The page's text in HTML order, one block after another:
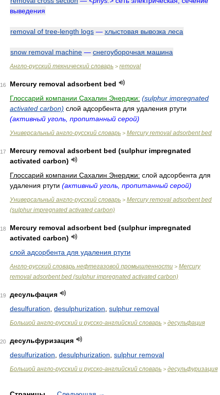
выведения
removal of tree-length logs — хлыстовая вывозка леса
snow removal machine — снегоуборочная машина
Англо-русский технический словарь > removal
16
Mercury removal adsorbent bed
Глоссарий компании Сахалин Энерджи: (sulphur impregnated
activated carbon) слой адсорбента для удаления ртути
(активный уголь, пропитанный серой)
Универсальный англо-русский словарь > Mercury removal adsorbent bed
17
Mercury removal adsorbent bed (sulphur impregnated
activated carbon)
Глоссарий компании Сахалин Энерджи: слой адсорбента для
удаления ртути (активный уголь, пропитанный серой)
Универсальный англо-русский словарь > Mercury removal adsorbent bed
(sulphur impregnated activated carbon)
18
Mercury removal adsorbent bed (sulphur impregnated
activated carbon)
слой адсорбента для удаления ртути
Англо-русский словарь нефтегазовой промышленности > Mercury
removal adsorbent bed (sulphur impregnated activated carbon)
19
десульфация
desulfuration desulphurization sulphur removal
Большой англо-русский и русско-английский словарь > десульфация
20
десульфуризация
desulfurization desulphurization sulphur removal
Большой англо-русский и русско-английский словарь > десульфуризация